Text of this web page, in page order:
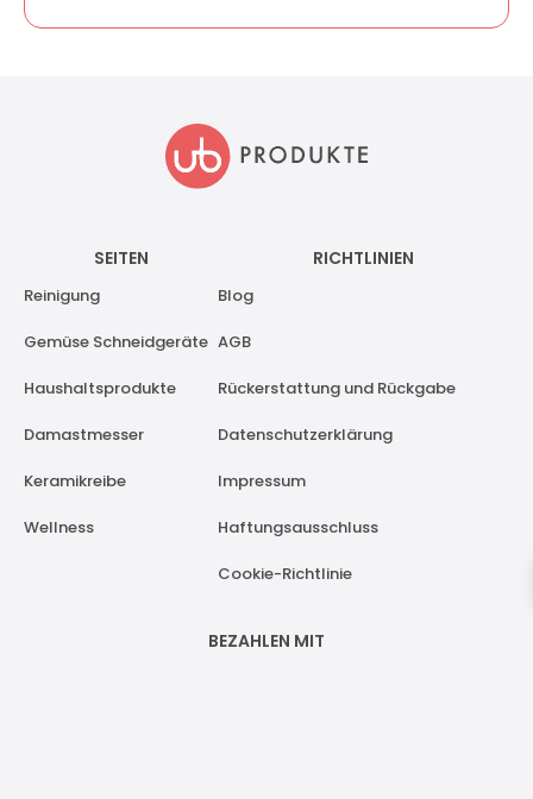
SEITEN
Reinigung
Gemüse Schneidgeräte
Haushaltsprodukte
Damastmesser
Keramikreibe
Wellness
RICHTLINIEN
Blog
AGB
Rückerstattung und Rückgabe
Datenschutzerklärung
Impressum
Haftungsausschluss
Cookie-Richtlinie
BEZAHLEN MIT